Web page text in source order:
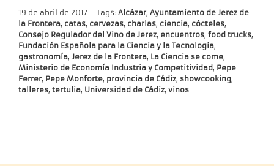
19 de abril de 2017 Tags: Alcázar, Ayuntamiento de Jerez de
la Frontera, catas, cervezas, charlas, ciencia, cócteles,
Consejo Regulador del Vino de Jerez, encuentros, food trucks,
Fundación Española para la Ciencia y la Tecnología,
gastronomía, Jerez de la Frontera, La Ciencia se come,
Ministerio de Economía Industria y Competitividad, Pepe
Ferrer, Pepe Monforte, provincia de Cádiz, showcooking,
talleres, tertulia, Universidad de Cádiz, vinos